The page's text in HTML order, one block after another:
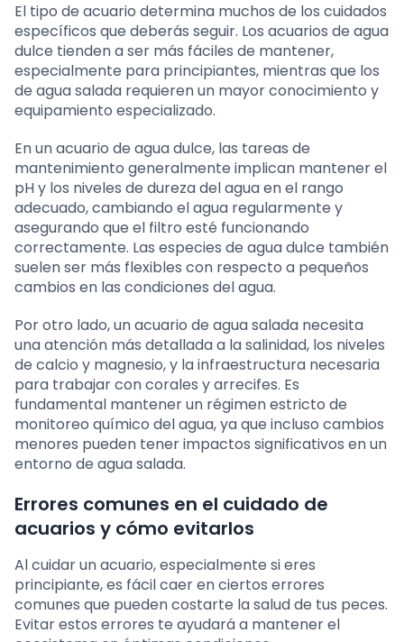
El tipo de acuario determina muchos de los cuidados
específicos que deberás seguir. Los acuarios de agua
dulce tienden a ser más fáciles de mantener,
especialmente para principiantes, mientras que los
de agua salada requieren un mayor conocimiento y
equipamiento especializado.
En un acuario de agua dulce, las tareas de
mantenimiento generalmente implican mantener el
pH y los niveles de dureza del agua en el rango
adecuado, cambiando el agua regularmente y
asegurando que el filtro esté funcionando
correctamente. Las especies de agua dulce también
suelen ser más flexibles con respecto a pequeños
cambios en las condiciones del agua.
Por otro lado, un acuario de agua salada necesita
una atención más detallada a la salinidad, los niveles
de calcio y magnesio, y la infraestructura necesaria
para trabajar con corales y arrecifes. Es
fundamental mantener un régimen estricto de
monitoreo químico del agua, ya que incluso cambios
menores pueden tener impactos significativos en un
entorno de agua salada.
Errores comunes en el cuidado de
acuarios y cómo evitarlos
Al cuidar un acuario, especialmente si eres
principiante, es fácil caer en ciertos errores
comunes que pueden costarte la salud de tus peces.
Evitar estos errores te ayudará a mantener el